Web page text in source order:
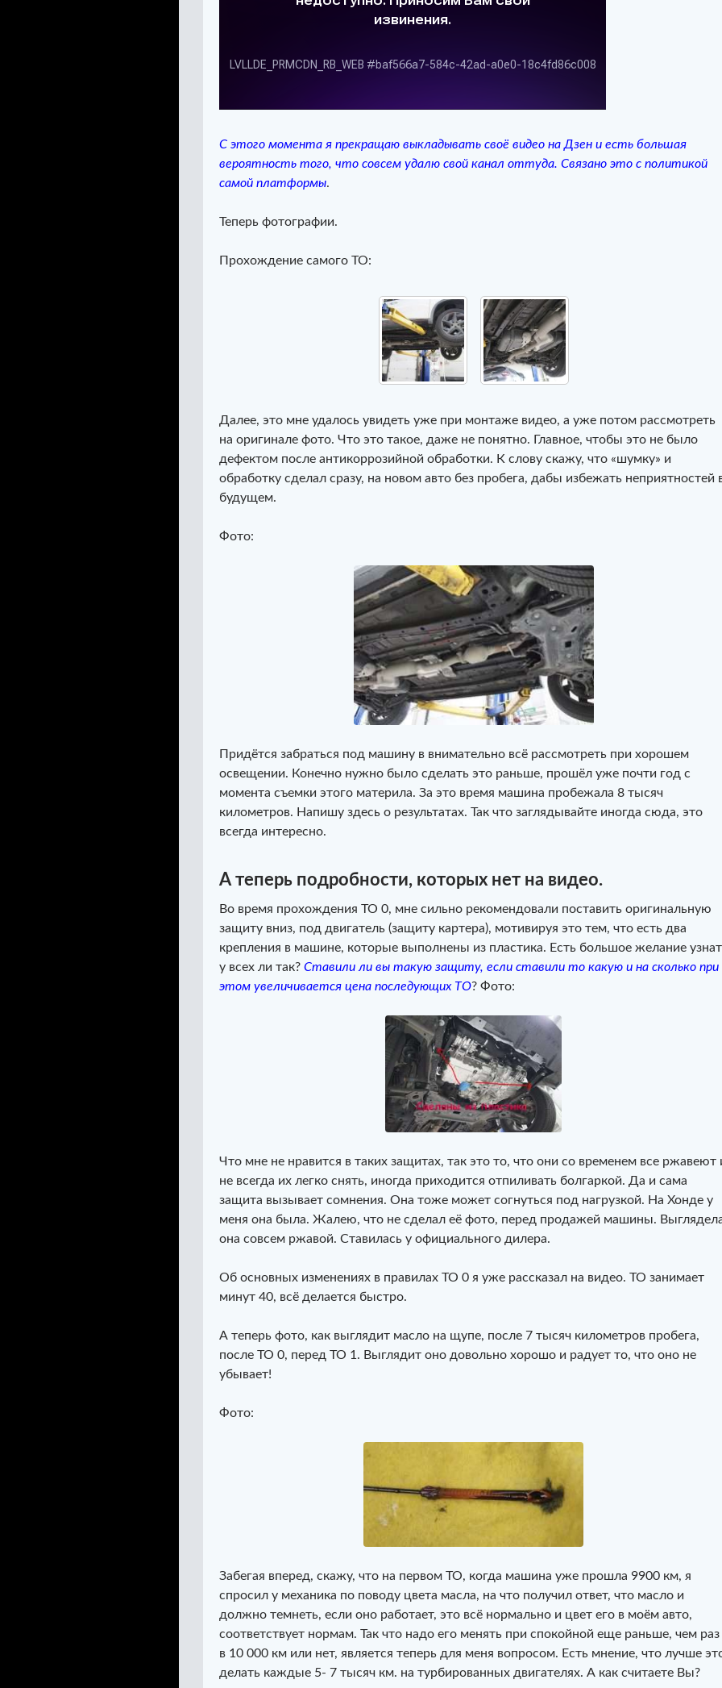
С этого момента я прекращаю выкладывать своё видео на Дзен и есть большая
вероятность того, что совсем удалю свой канал оттуда. Связано это с политикой
самой платформы.
Теперь фотографии.
Прохождение самого ТО:
Далее, это мне удалось увидеть уже при монтаже видео, а уже потом рассмотреть
на оригинале фото. Что это такое, даже не понятно. Главное, чтобы это не было
дефектом после антикоррозийной обработки. К слову скажу, что «шумку» и
обработку сделал сразу, на новом авто без пробега, дабы избежать неприятностей
будущем.
Фото:
Придётся забраться под машину в внимательно всё рассмотреть при хорошем
освещении. Конечно нужно было сделать это раньше, прошёл уже почти год с
момента съемки этого материла. За это время машина пробежала 8 тысяч
километров. Напишу здесь о результатах. Так что заглядывайте иногда сюда, это
всегда интересно.
А теперь подробности, которых нет на видео.
Во время прохождения ТО 0, мне сильно рекомендовали поставить оригинальную
защиту вниз, под двигатель (защиту картера), мотивируя это тем, что есть два
крепления в машине, которые выполнены из пластика. Есть большое желание
у всех ли так?Ставили ли вы такую защиту, если ставили то какую и на сколько при
этом увеличивается цена последующих ТО? Фото:
Что мне не нравится в таких защитах, так это то, что они со временем все ржавеют
не всегда их легко снять, иногда приходится отпиливать болгаркой. Да и сама
защита вызывает сомнения. Она тоже может согнуться под нагрузкой. На Хонде у
меня она была. Жалею, что не сделал её фото, перед продажей машины.
она совсем ржавой. Ставилась у официального дилера.
Об основных изменениях в правилах ТО 0 я уже рассказал на видео. ТО занимает
минут 40, всё делается быстро.
А теперь фото, как выглядит масло на щупе, после 7 тысяч километров пробега,
после ТО 0, перед ТО 1. Выглядит оно довольно хорошо и радует то, что оно не
убывает!
Фото:
Забегая вперед, скажу, что на первом ТО, когда машина уже прошла 9900 км, я
спросил у механика по поводу цвета масла, на что получил ответ, что масло и
должно темнеть, если оно работает, это всё нормально и цвет его в моём авто,
соответствует нормам. Так что надо его менять при спокойной еще раньше, чем раз
в 10 000 км или нет, является теперь для меня вопросом. Есть мнение, что лучше
делать каждые 5- 7 тысяч км. на турбированных двигателях. А как считаете Вы?